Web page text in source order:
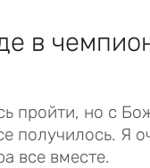
в
пройти, но с
получилось. Я
все вместе.